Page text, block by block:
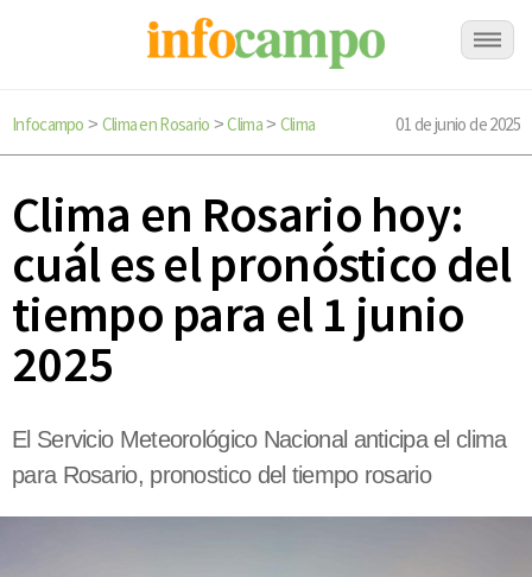
Infocampo > Clima en Rosario >Clima> Clima 01 de junio de 2025
Clima en Rosario hoy:
cuál es el pronóstico del
tiempo para el 1 junio
2025
El Servicio Meteorológico Nacional anticipa el clima
para Rosario, pronostico del tiempo rosario